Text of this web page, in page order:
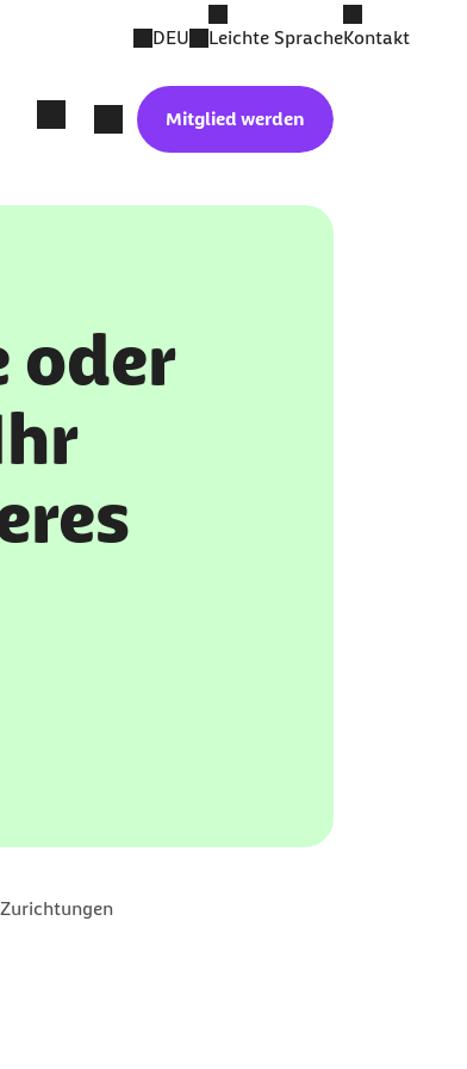
DEU Leichte SpracheKontakt
Mitglied werden
oder